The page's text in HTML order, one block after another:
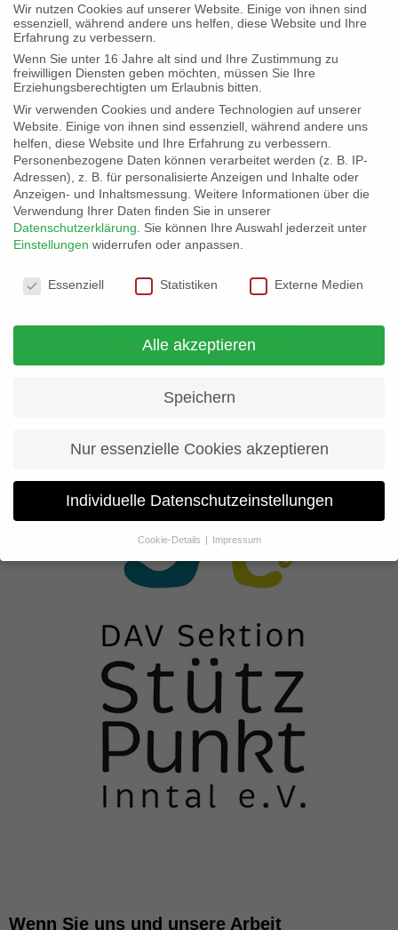
Kosten:
Je nachdem, was wir
tun
Betreuungsschlüssel:
Eltern haften für ihre
Kinder
Ansprechpartner:
familie@stuetzpunkt-
inntal.de
Wenn Sie uns und unsere Arbeit
Wir nutzen Cookies auf unserer Website. Einige von ihnen sind
essenziell, während andere uns helfen, diese Website und Ihre
Erfahrung zu verbessern.
Wenn Sie unter 16 Jahre alt sind und Ihre Zustimmung zu
freiwilligen Diensten geben möchten, müssen Sie Ihre
Erziehungsberechtigten um Erlaubnis bitten.
Wir verwenden Cookies und andere Technologien auf unserer
Website. Einige von ihnen sind essenziell, während andere uns
helfen, diese Website und Ihre Erfahrung zu verbessern.
Personenbezogene Daten können verarbeitet werden (z. B. IP-
Adressen), z. B. für personalisierte Anzeigen und Inhalte oder
Anzeigen- und Inhaltsmessung. Weitere Informationen über die
Verwendung Ihrer Daten finden Sie in unserer
Datenschutzerklärung. Sie können Ihre Auswahl jederzeit unter
Einstellungen widerrufen oder anpassen.
Essenziell
Statistiken Externe Medien
Alle akzeptieren
Speichern
Nur essenzielle Cookies akzeptieren
Individuelle Datenschutzeinstellungen
Cookie-Details Impressum
Datenschutzeinstellungen
Wenn Sie unter 16 Jahre alt sind und Ihre Zustimmung zu
Wir verwenden Cookies und andere Technologien auf unserer
Website. Einige von ihnen sind essenziell, während andere uns
helfen, diese Website und Ihre Erfahrung zu verbessern.
Personenbezogene Daten können verarbeitet werden (z. B. IP-
Adressen), z. B. für personalisierte Anzeigen und Inhalte oder
Anzeigen- und Inhaltsmessung.
Weitere Informationen über die
Verwendung Ihrer Daten finden Sie in unserer
Datenschutzerklärung
Hier finden Sie eine Übersicht über alle verwendeten Cookies. Sie
können Ihre Einwilligung zu ganzen Kategorien geben oder sich
weitere Informationen anzeigen lassen und so nur bestimmte